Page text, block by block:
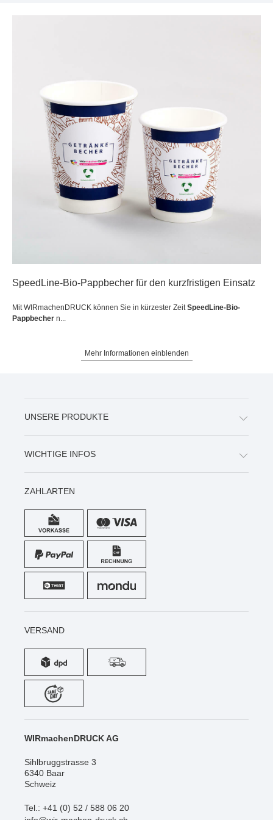
SpeedLine-Bio-Pappbecher für den kurzfristigen Einsatz
Mit WIRmachenDRUCK können Sie in kürzester Zeit SpeedLine-Bio-
Pappbecher n...
Mehr Informationen einblenden
UNSERE PRODUKTE
WICHTIGE INFOS
ZAHLARTEN
VERSAND
WIRmachenDRUCK AG
Sihlbruggstrasse 3
6340 Baar
Schweiz
Tel.: +41 (0) 52 / 588 06 20